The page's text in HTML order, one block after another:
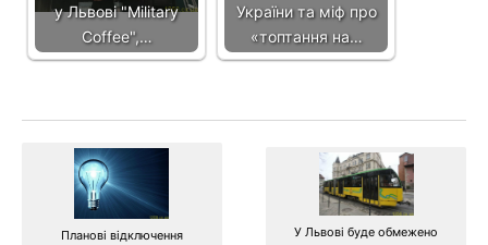
у Львові "Military
Coffee",…
України та міф про
«топтання на…
Планові відключення
У Львові буде обмежено